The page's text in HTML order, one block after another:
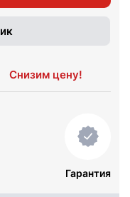
Снизим цену!
Гарантия